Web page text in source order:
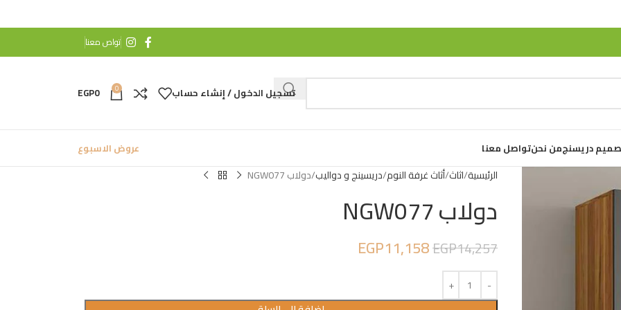
تواص معنا
تسجيل الدخول / إنشاء حساب 0
EGP0
دريسنجمن نحنتواصل معنا عروض الاسبوع
الرئيسية اثاث أثاث غرفة النوم دريسينج و دواليب دولاب NGW077
دولاب NGW077
EGP14,257
EGP11,158